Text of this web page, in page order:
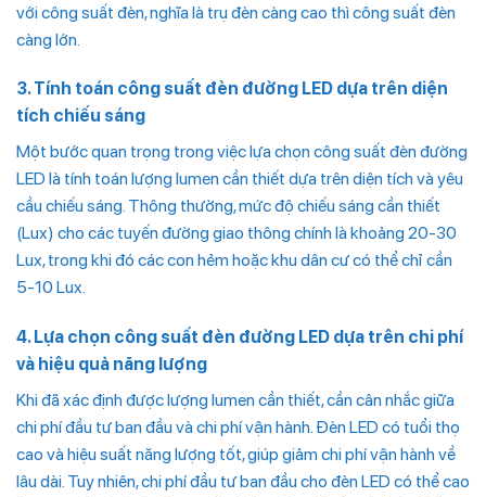
với công suất đèn, nghĩa là trụ đèn càng cao thì công suất đèn
càng lớn.
3. Tính toán công suất đèn đường LED dựa trên diện
tích chiếu sáng
Một bước quan trọng trong việc lựa chọn công suất đèn đường
LED là tính toán lượng lumen cần thiết dựa trên diện tích và yêu
cầu chiếu sáng. Thông thường, mức độ chiếu sáng cần thiết
(Lux) cho các tuyến đường giao thông chính là khoảng 20-30
Lux, trong khi đó các con hẻm hoặc khu dân cư có thể chỉ cần
5-10 Lux.
4. Lựa chọn công suất đèn đường LED dựa trên chi phí
và hiệu quả năng lượng
Khi đã xác định được lượng lumen cần thiết, cần cân nhắc giữa
chi phí đầu tư ban đầu và chi phí vận hành. Đèn LED có tuổi thọ
cao và hiệu suất năng lượng tốt, giúp giảm chi phí vận hành về
lâu dài. Tuy nhiên, chi phí đầu tư ban đầu cho đèn LED có thể cao